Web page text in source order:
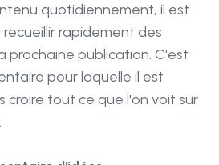
quotidiennement, il est
rapidement des
prochaine publication. C'est
pour laquelle il est
croire tout ce que l'on voit sur